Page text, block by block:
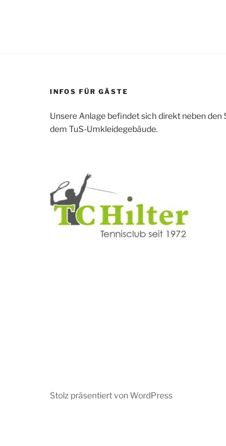
INFOS FÜR GÄSTE
Unsere Anlage befindet sich direkt neben den
dem TuS-Umkleidegebäude.
Stolz präsentiert von WordPress